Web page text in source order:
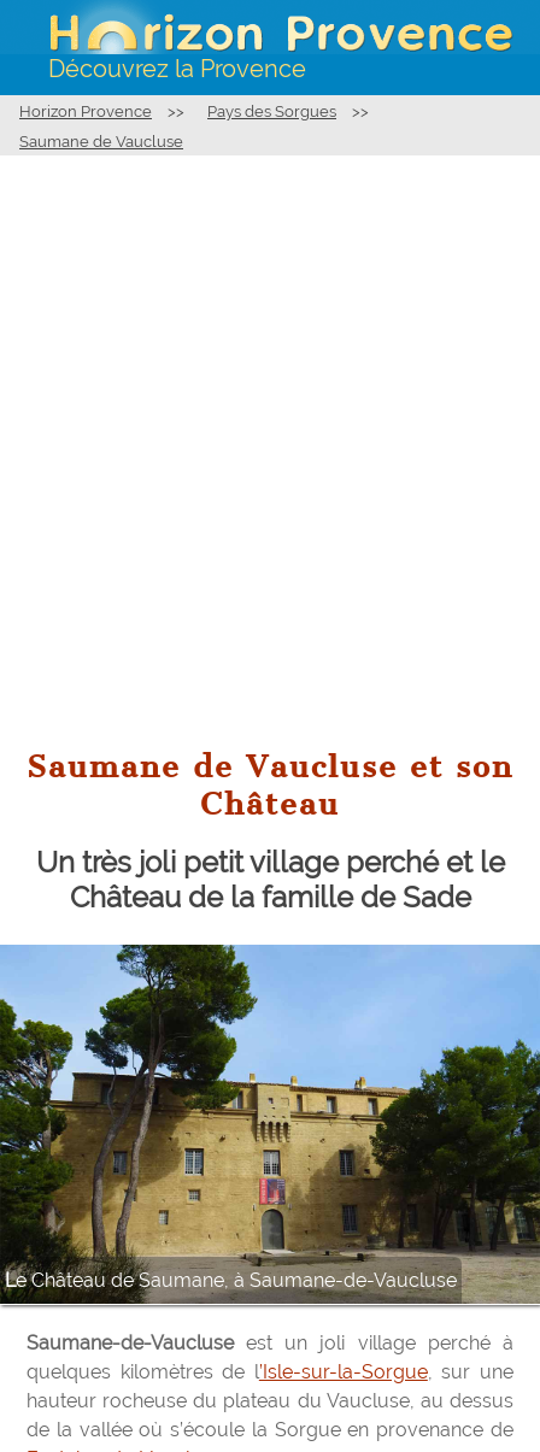
Découvrez la Provence
Horizon Provence >> Pays des Sorgues
>>
Saumane de Vaucluse
Saumane de Vaucluse et son
Château
Un très joli petit village perché et le
Château de la famille de Sade
Le Château de Saumane, à Saumane-de-Vaucluse
Saumane-de-Vaucluseest un joli village perché à
quelques kilomètres de l’Isle-sur-la-Sorgue, sur une
hauteur rocheuse du plateau du Vaucluse, au dessus
de la vallée où s’écoule la Sorgue en provenance de